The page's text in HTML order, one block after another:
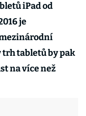
iPad od
je
tabletů by pak
na více než